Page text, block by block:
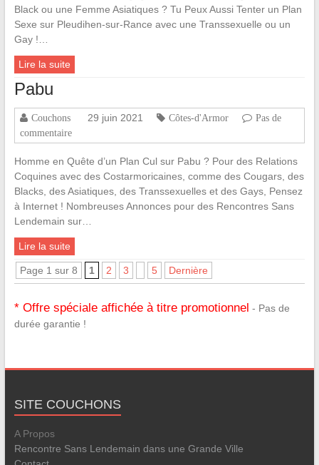
Black ou une Femme Asiatiques ? Tu Peux Aussi Tenter un Plan
Sexe sur Pleudihen-sur-Rance avec une Transsexuelle ou un
Gay !…
Lire la suite
Pabu
Couchons 29 juin 2021 Côtes-d'Armor
Pas de
commentaire
Homme en Quête d’un Plan Cul sur Pabu ? Pour des Relations
Coquines avec des Costarmoricaines, comme des Cougars, des
Blacks, des Asiatiques, des Transsexuelles et des Gays, Pensez
à Internet ! Nombreuses Annonces pour des Rencontres Sans
Lendemain sur…
Lire la suite
Page 1 sur 8 1 2 3 5 Dernière
* Offre spéciale affichée à titre promotionnel - Pas de
durée garantie !
SITE COUCHONS
A Propos
Rencontre Sans Lendemain dans une Grande Ville